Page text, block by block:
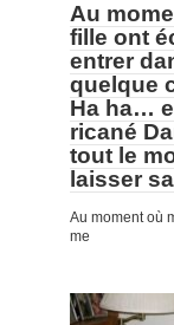
Au
fille ont
entrer
quelque
Ha ha…
ricané
tout le
laisser
Au moment où
me